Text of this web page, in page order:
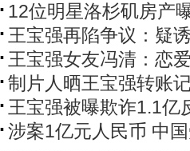
12位明星洛杉矶房产
王宝强再陷争议：疑
王宝强女友冯清：恋
制片人晒王宝强转账
王宝强被曝欺诈1.1亿
涉案1亿元人民币 中